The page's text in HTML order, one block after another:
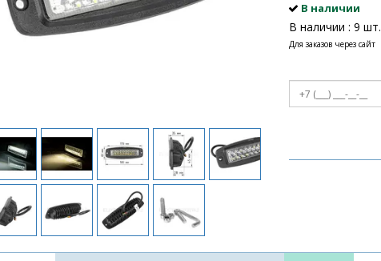
В наличии
В наличии : 9 шт.
Для заказов через сайт